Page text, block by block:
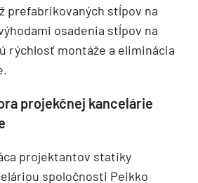
prefabrikovaných stĺpov na
osadenia stĺpov na
rýchlosť montáže a eliminácia
projekčnej kancelárie
projektantov statiky
spoločnosti Peikko